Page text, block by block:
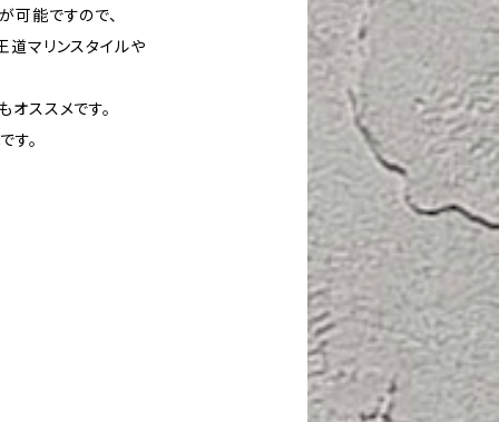
可能ですので、
マリンスタイルや
ススメです。
す。